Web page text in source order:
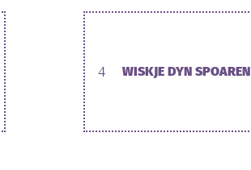
4 WISKJE DYN SPOAREN